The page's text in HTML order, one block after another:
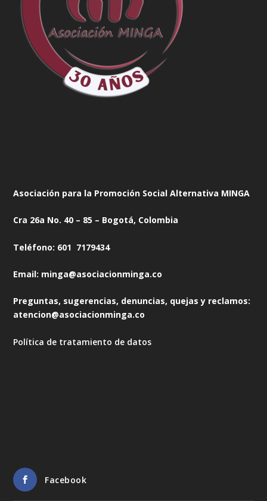
Asociación para la Promoción Social Alternativa MINGA
Cra 26a No. 40 – 85 – Bogotá, Colombia
Teléfono: 601 7179434
Email: minga@asociacionminga.co
Preguntas, sugerencias, denuncias, quejas y reclamos:
atencion@asociacionminga.co
Política de tratamiento de datos
Facebook